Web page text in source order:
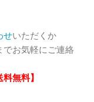
せいただくか
お気軽にご連絡
料無料】